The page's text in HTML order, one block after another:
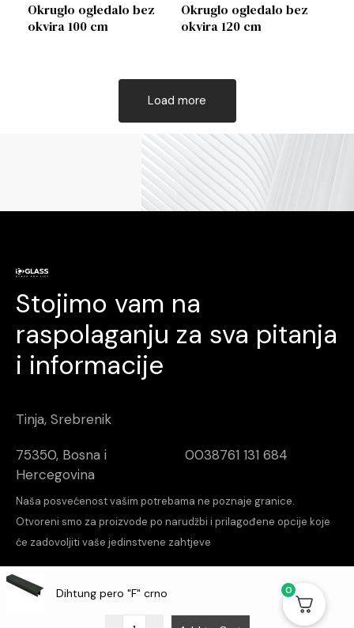
Okruglo ogledalo bez
okvira 100 cm
Okruglo ogledalo bez
okvira 120 cm
Load more
Stojimo vam na
raspolaganju za sva pitanja
i informacije
Tinja, Srebrenik
75350, Bosna i
Hercegovina
0038761 131 684
Naša posvećenost vašim potrebama ne poznaje granice.
Otvoreni smo za proizvode po narudžbi i prilagođene opcije koje
će zadovoljiti vaše jedinstvene zahtjeve
increalabs
Aktuelnosti
Dihtung pero "F" crno 0